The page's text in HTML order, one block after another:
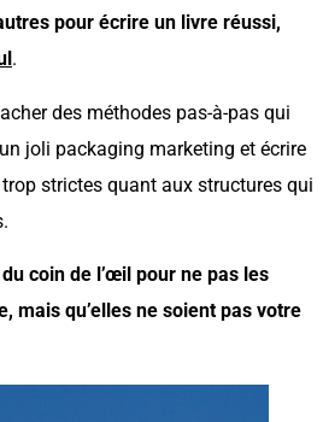
pour écrire un livre réussi,
.
des méthodes pas-à-pas qui
joli packaging marketing et écrire
strictes quant aux structures qui
coin de l’œil pour ne pas les
mais qu’elles ne soient pas votre